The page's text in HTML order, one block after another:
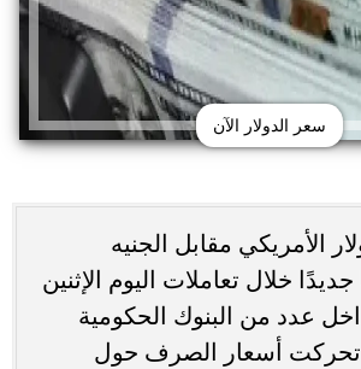
سعر الدولار الآن
الأمريكي مقابل الجنيه
خلال تعاملات اليوم الإثنين
مايو 2026 داخل عدد من البنوك الحكومية
تحركت أسعار الصرف حول